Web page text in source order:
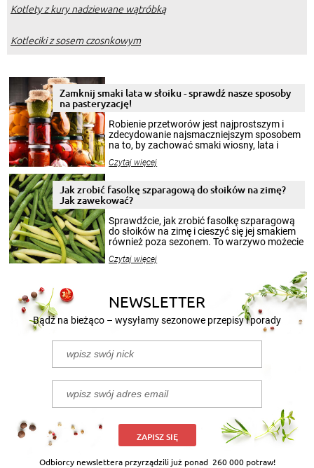
Kotlety z kury nadziewane wątróbką
Kotleciki z sosem czosnkowym
Zamknij smaki lata w słoiku - sprawdź nasze sposoby
na pasteryzację!
Robienie przetworów jest najprostszym i
zdecydowanie najsmaczniejszym sposobem
na to, by zachować smaki wiosny, lata i
krajobrazów, by cieszyć nimi oko w sezonie
pełni poczuć atmosferę cieplejszych
miesięcy. Przygotowanie słoików ze
smakowitą zawartością musi obejmować
patenty, które pozwolą zachować świeżość
przetworów.
Czytaj więcej
Jak zrobić fasolkę szparagową do słoików na zimę?
Jak zawekować?
Sprawdźcie, jak zrobić fasolkę szparagową
do słoików na zimę i cieszyć się jej smakiem
również poza sezonem. To warzywo możecie
nasze propozycje!
Czytaj więcej
NEWSLETTER
Bądź na bieżąco – wysyłamy sezonowe przepisy i porady
ZAPISZ SIĘ
Odbiorcy newslettera przyrządzili już ponad 260 000 potraw!